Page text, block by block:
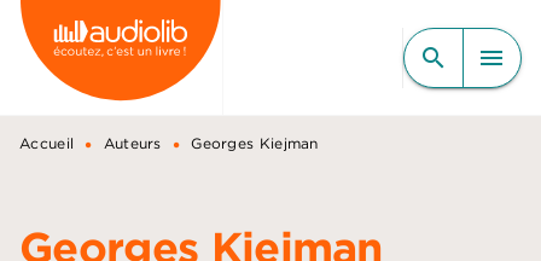
MENU RECHERCHE
CONTENU
PIED DE PAGE
search menu
Accueil • Auteurs • Georges Kiejman
Georges Kiejman